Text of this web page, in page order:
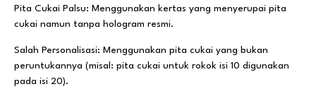
Pita Cukai Palsu: Menggunakan kertas yang menyerupai pita
cukai namun tanpa hologram resmi.
​Salah Personalisasi: Menggunakan pita cukai yang bukan
peruntukannya (misal: pita cukai untuk rokok isi 10 digunakan
pada isi 20).